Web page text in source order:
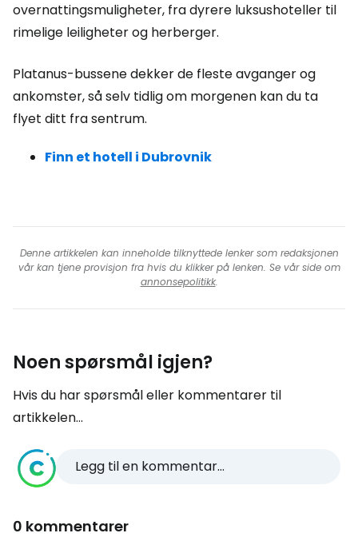
overnattingsmuligheter, fra dyrere luksushoteller til
rimelige leiligheter og herberger.
Platanus-bussene dekker de fleste avganger og
ankomster, så selv tidlig om morgenen kan du ta
flyet ditt fra sentrum.
Finn et hotell i Dubrovnik
Denne artikkelen kan inneholde tilknyttede lenker som redaksjonen
vår kan tjene provisjon fra hvis du klikker på lenken. Se vår side om
annonsepolitikk.
Noen spørsmål igjen?
Hvis du har spørsmål eller kommentarer til
artikkelen...
Legg til en kommentar...
0 kommentarer